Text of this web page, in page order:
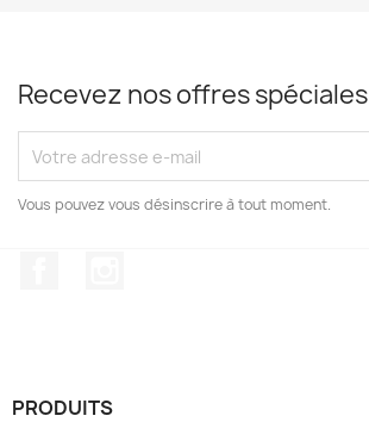
Recevez nos offres spéciales
Vous pouvez vous désinscrire à tout moment.
PRODUITS